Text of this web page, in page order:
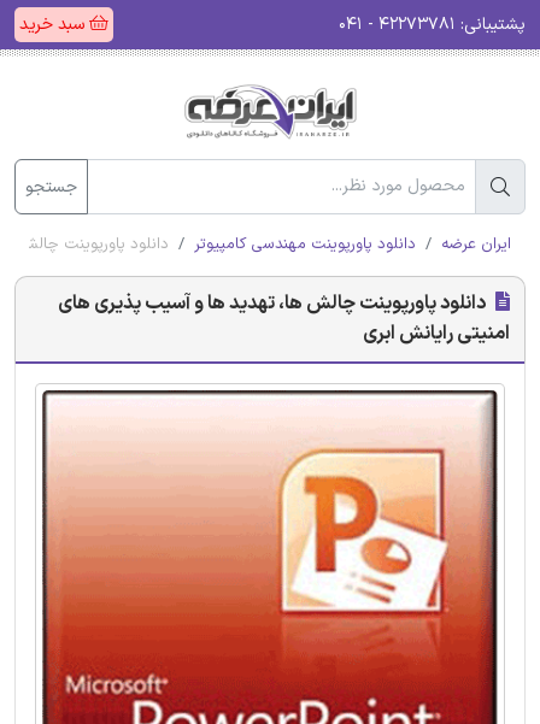
پشتیبانی: سبد خرید
جستجو
ایران عرضه دانلود پاورپوینت مهندسی کامپیوتر دانلود پاورپوینت چالش
دانلود پاورپوینت چالش ها، تهدید ها و آسیب پذیری های
امنیتی رایانش ابری